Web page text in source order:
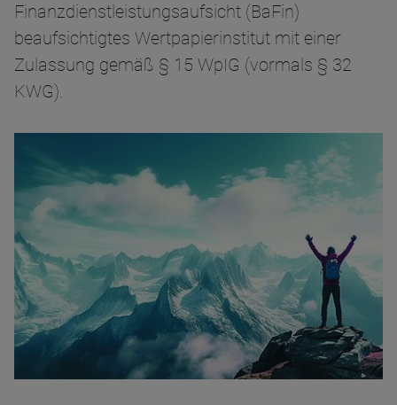
Finanzdienstleistungsaufsicht (BaFin)
beaufsichtigtes Wertpapierinstitut mit einer
Zulassung gemäß § 15 WpIG (vormals § 32
KWG).